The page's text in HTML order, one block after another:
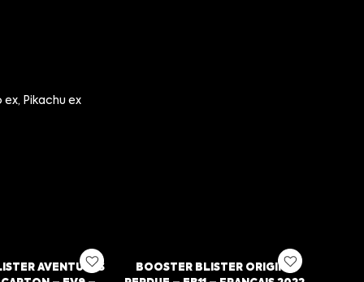
Pikachu ex
AVENTURES
BOOSTER BLISTER ORIGINE